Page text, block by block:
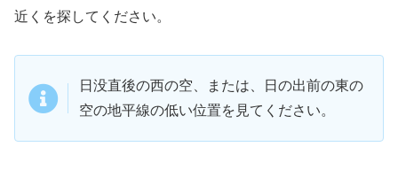
近くを探してください。
日没直後の西の空、または、日の出前の東の
空の地平線の低い位置を見てください。